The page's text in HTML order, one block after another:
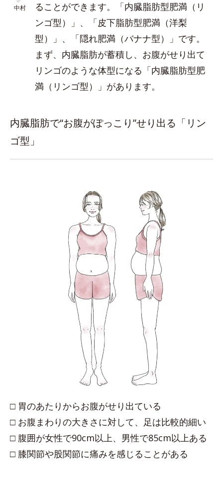
中村
ることができます。「内臓脂肪型肥満（リ
ンゴ型）」、「皮下脂肪型肥満（洋梨
型）」、「隠れ肥満（バナナ型）」です。
まず、内臓脂肪が蓄積し、お腹がせり出て
リンゴのような体型になる「内臓脂肪型肥
満（リンゴ型）」があります。
内臓脂肪で“お腹がぽっこり”せり出る「リン
ゴ型」
□ 胃のあたりからお腹がせり出ている
□ お腹まわりの大きさに対して、足は比較的細い
□ 腹囲が女性で90cm以上、男性で85cm以上ある
□ 膝関節や股関節に痛みを感じることがある